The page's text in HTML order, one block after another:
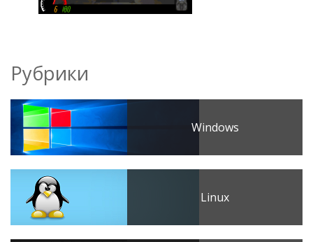
Рубрики
Windows
Linux